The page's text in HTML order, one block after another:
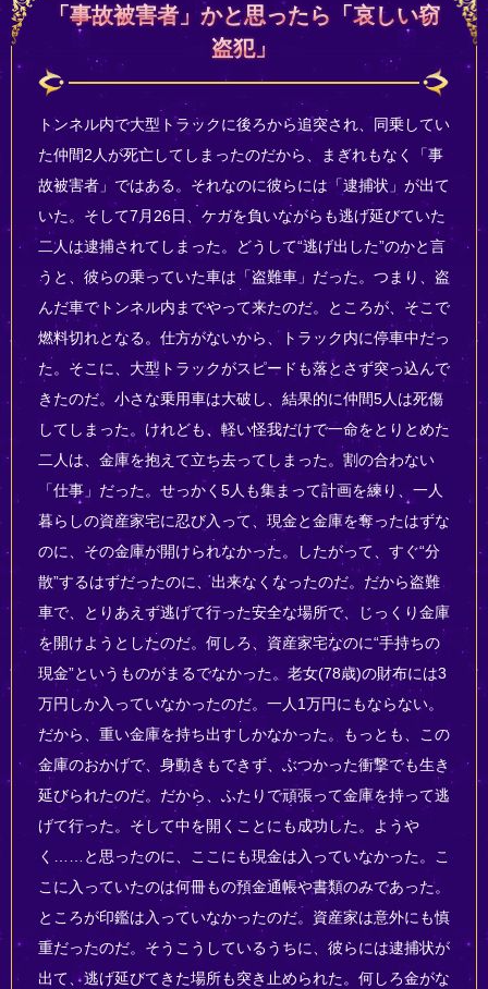
「事故被害者」かと思ったら「哀しい窃
盗犯」
トンネル内で大型トラックに後ろから追突され、同乗してい
た仲間2人が死亡してしまったのだから、まぎれもなく「事
故被害者」ではある。それなのに彼らには「逮捕状」が出て
いた。そして7月26日、ケガを負いながらも逃げ延びていた
二人は逮捕されてしまった。どうして“逃げ出した”のかと言
うと、彼らの乗っていた車は「盗難車」だった。つまり、盗
んだ車でトンネル内までやって来たのだ。ところが、そこで
燃料切れとなる。仕方がないから、トラック内に停車中だっ
た。そこに、大型トラックがスピードも落とさず突っ込んで
きたのだ。小さな乗用車は大破し、結果的に仲間5人は死傷
してしまった。けれども、軽い怪我だけで一命をとりとめた
二人は、金庫を抱えて立ち去ってしまった。割の合わない
「仕事」だった。せっかく5人も集まって計画を練り、一人
暮らしの資産家宅に忍び入って、現金と金庫を奪ったはずな
のに、その金庫が開けられなかった。したがって、すぐ“分
散”するはずだったのに、出来なくなったのだ。だから盗難
車で、とりあえず逃げて行った安全な場所で、じっくり金庫
を開けようとしたのだ。何しろ、資産家宅なのに“手持ちの
現金”というものがまるでなかった。老女(78歳)の財布には3
万円しか入っていなかったのだ。一人1万円にもならない。
だから、重い金庫を持ち出すしかなかった。もっとも、この
金庫のおかげで、身動きもできず、ぶつかった衝撃でも生き
延びられたのだ。だから、ふたりで頑張って金庫を持って逃
げて行った。そして中を開くことにも成功した。ようや
く……と思ったのに、ここにも現金は入っていなかった。こ
こに入っていたのは何冊もの預金通帳や書類のみであった。
ところが印鑑は入っていなかったのだ。資産家は意外にも慎
重だったのだ。そうこうしているうちに、彼らには逮捕状が
出て、逃げ延びてきた場所も突き止められた。何しろ金がな